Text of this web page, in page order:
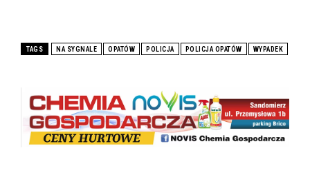
TAGS NA SYGNALE OPATÓW POLICJA POLICJA OPATÓW WYPADEK